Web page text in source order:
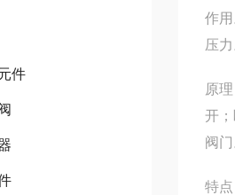
件
作
压
原
开
阀
特